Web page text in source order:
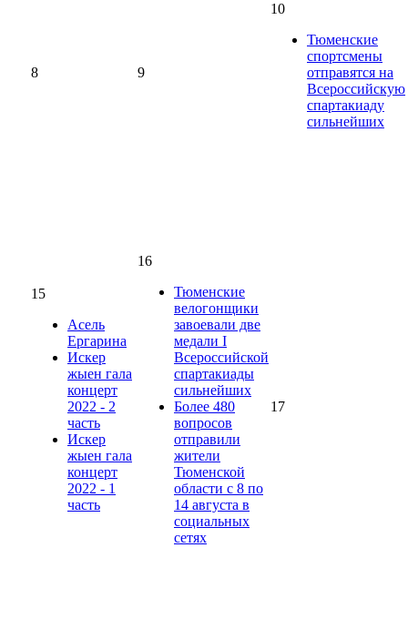
8 9
10
Тюменские
спортсмены
отправятся на
Всероссийскую
спартакиаду
сильнейших
15
Асель
Ергарина
Искер
жыен гала
концерт
2022 - 2
часть
Искер
жыен гала
концерт
2022 - 1
часть
16
Тюменские
велогонщики
завоевали две
медали I
Всероссийской
спартакиады
сильнейших
Более 480
вопросов
отправили
жители
Тюменской
области с 8 по
14 августа в
социальных
сетях
17